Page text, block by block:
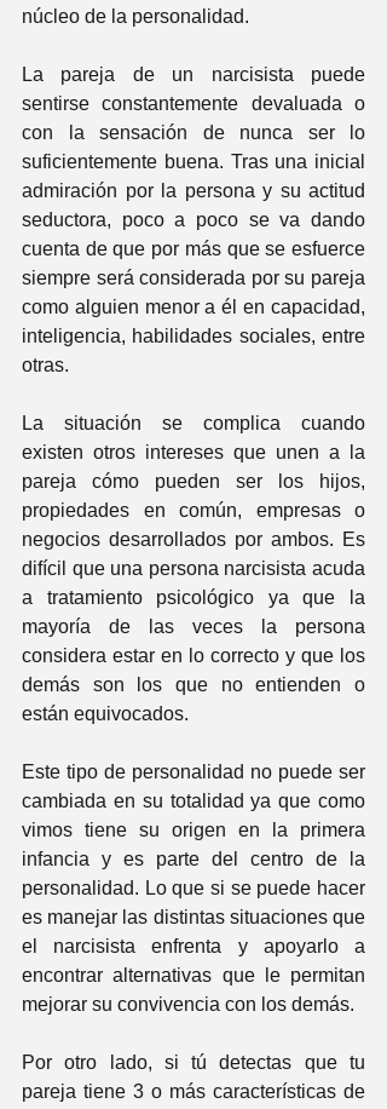
núcleo de la personalidad.
La pareja de un narcisista puede
sentirse constantemente devaluada o
con la sensación de nunca ser lo
suficientemente buena. Tras una inicial
admiración por la persona y su actitud
seductora, poco a poco se va dando
cuenta de que por más que se esfuerce
siempre será considerada por su pareja
como alguien menor a él en capacidad,
inteligencia, habilidades sociales, entre
otras.
La situación se complica cuando
existen otros intereses que unen a la
pareja cómo pueden ser los hijos,
propiedades en común, empresas o
negocios desarrollados por ambos. Es
difícil que una persona narcisista acuda
a tratamiento psicológico ya que la
mayoría de las veces la persona
considera estar en lo correcto y que los
demás son los que no entienden o
están equivocados.
Este tipo de personalidad no puede ser
cambiada en su totalidad ya que como
vimos tiene su origen en la primera
infancia y es parte del centro de la
personalidad. Lo que si se puede hacer
es manejar las distintas situaciones que
el narcisista enfrenta y apoyarlo a
encontrar alternativas que le permitan
mejorar su convivencia con los demás.
Por otro lado, si tú detectas que tu
pareja tiene 3 o más características de